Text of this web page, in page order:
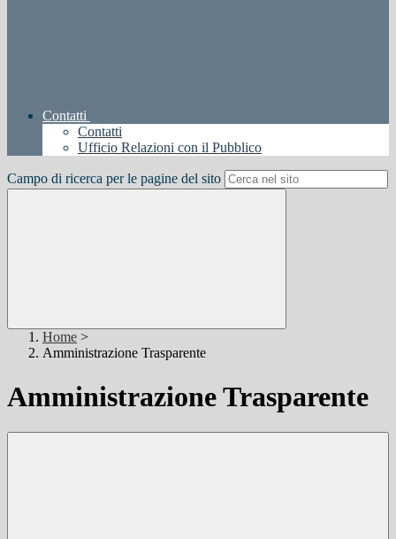
Contatti
Contatti
Ufficio Relazioni con il Pubblico
Campo di ricerca per le pagine del sito
Home >
Amministrazione Trasparente
Amministrazione Trasparente